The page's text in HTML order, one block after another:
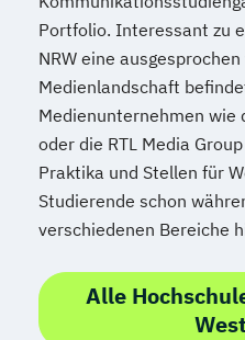
Portfolio. Interessant zu
NRW eine
Medienlandschaft
Medienunternehmen wie
oder die RTL Media
Praktika und Stellen für
Studierende schon
verschiedenen Bereiche
Alle